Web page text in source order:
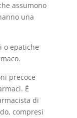
assumono
una
o epatiche
precoce
È
di
compresi